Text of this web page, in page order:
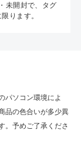
未開封で、タグ
ります。
パソコン環境によ
品の色合いが多少異
。予めご了承くださ